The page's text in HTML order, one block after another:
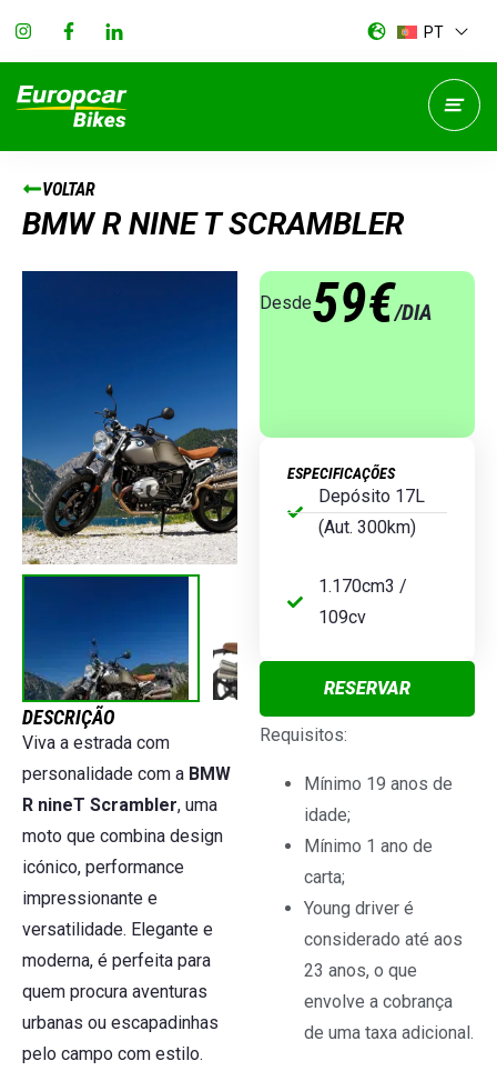
PT
VOLTAR
BMW R NINE T SCRAMBLER
DESCRIÇÃO
Viva a estrada com
personalidade com a BMW
R nineT Scrambler, uma
moto que combina design
icónico, performance
impressionante e
versatilidade. Elegante e
moderna, é perfeita para
quem procura aventuras
urbanas ou escapadinhas
pelo campo com estilo.
Desde59€/DIA
ESPECIFICAÇÕES
Depósito 17L
(Aut. 300km)
1.170cm3 /
109cv
RESERVAR
Requisitos:
Mínimo 19 anos de
idade;
Mínimo 1 ano de
carta;
Young driver é
considerado até aos
23 anos, o que
envolve a cobrança
de uma taxa adicional.